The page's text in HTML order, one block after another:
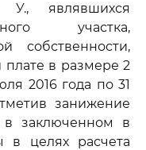
У., являвшихся
участка,
собственности,
в размере 2
2016 года по 31
занижение
в заключенном в
в целях расчета